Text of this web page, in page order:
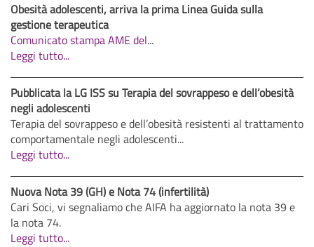
Obesità adolescenti, arriva la prima Linea Guida sulla
gestione terapeutica
Comunicato stampa AME del...
Leggi tutto...
Pubblicata la LG ISS su Terapia del sovrappeso e dell’obesità
negli adolescenti
Terapia del sovrappeso e dell’obesità resistenti al trattamento
comportamentale negli adolescenti...
Leggi tutto...
Nuova Nota 39 (GH) e Nota 74 (infertilità)
Cari Soci, vi segnaliamo che AIFA ha aggiornato la nota 39 e
la nota 74.
Leggi tutto...